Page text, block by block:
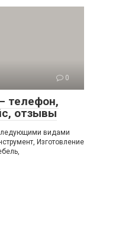
0
телефон,
отзывы
видами
Изготовление